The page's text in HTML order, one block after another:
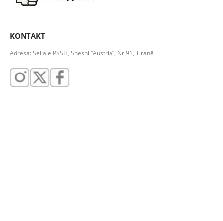
KONTAKT
Adresa: Selia e PSSH, Sheshi “Austria”, Nr.91, Tiranë